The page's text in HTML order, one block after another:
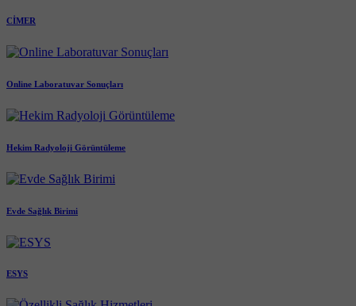
CİMER
Online Laboratuvar Sonuçları
Hekim Radyoloji Görüntüleme
Evde Sağlık Birimi
ESYS